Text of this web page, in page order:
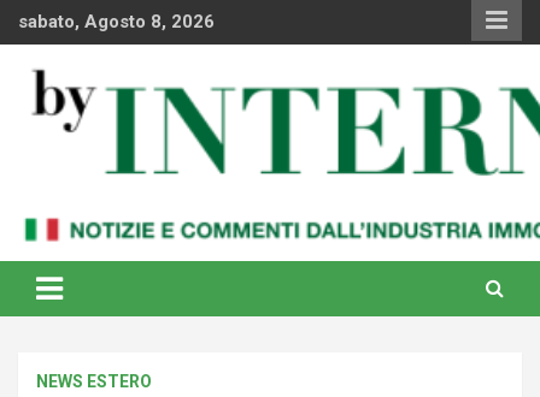
sabato, Agosto 8, 2026
By Internews
internazionale
NEWS ESTERO